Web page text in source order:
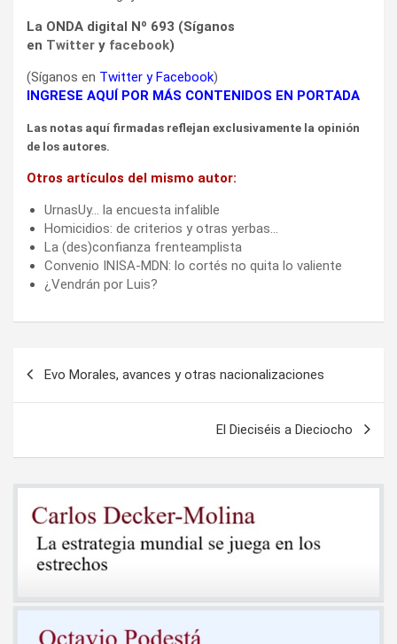
La ONDA digital Nº 693 (Síganos
en Twitter y facebook)
(Síganos en Twitter yFacebook)
INGRESE AQUÍ POR MÁS CONTENIDOS EN PORTADA
Las notas aquí firmadas reflejan exclusivamente la opinión
de los autores.
Otros artículos del mismo autor:
UrnasUy… la encuesta infalible
Homicidios: de criterios y otras yerbas…
La (des)confianza frenteamplista
Convenio INISA-MDN: lo cortés no quita lo valiente
¿Vendrán por Luis?
Evo Morales, avances y otras nacionalizaciones
El Dieciséis a Dieciocho